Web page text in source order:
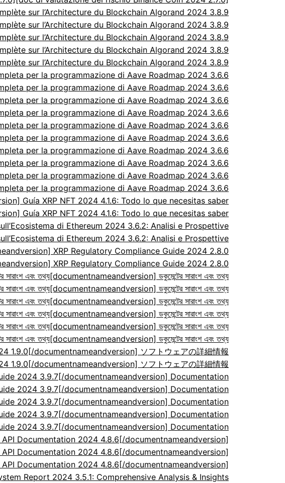
sur l’Architecture du Blockchain Algorand 2024 3.8.9
sur l’Architecture du Blockchain Algorand 2024 3.8.9
sur l’Architecture du Blockchain Algorand 2024 3.8.9
sur l’Architecture du Blockchain Algorand 2024 3.8.9
sur l’Architecture du Blockchain Algorand 2024 3.8.9
per la programmazione di Aave Roadmap 2024 3.6.6
per la programmazione di Aave Roadmap 2024 3.6.6
per la programmazione di Aave Roadmap 2024 3.6.6
per la programmazione di Aave Roadmap 2024 3.6.6
per la programmazione di Aave Roadmap 2024 3.6.6
per la programmazione di Aave Roadmap 2024 3.6.6
per la programmazione di Aave Roadmap 2024 3.6.6
per la programmazione di Aave Roadmap 2024 3.6.6
per la programmazione di Aave Roadmap 2024 3.6.6
per la programmazione di Aave Roadmap 2024 3.6.6
Guía XRP NFT 2024 4.1.6: Todo lo que necesitas saber
Guía XRP NFT 2024 4.1.6: Todo lo que necesitas saber
di Ethereum 2024 3.6.2: Analisi e Prospettive
di Ethereum 2024 3.6.2: Analisi e Prospettive
XRP Regulatory Compliance Guide 2024 2.8.0
XRP Regulatory Compliance Guide 2024 2.8.0
এবং তথ্য[documentnameandversion] ডকুমেন্টের সারাংশ এবং তথ্য
এবং তথ্য[documentnameandversion] ডকুমেন্টের সারাংশ এবং তথ্য
এবং তথ্য[documentnameandversion] ডকুমেন্টের সারাংশ এবং তথ্য
এবং তথ্য[documentnameandversion] ডকুমেন্টের সারাংশ এবং তথ্য
এবং তথ্য[documentnameandversion] ডকুমেন্টের সারাংশ এবং তথ্য
এবং তথ্য[documentnameandversion] ডকুমেন্টের সারাংশ এবং তথ্য
1.9.0[/documentnameandversion] ソフトウェアの詳細情報
1.9.0[/documentnameandversion] ソフトウェアの詳細情報
2024 3.9.7[/documentnameandversion] Documentation
2024 3.9.7[/documentnameandversion] Documentation
2024 3.9.7[/documentnameandversion] Documentation
2024 3.9.7[/documentnameandversion] Documentation
2024 3.9.7[/documentnameandversion] Documentation
Documentation 2024 4.8.6[/documentnameandversion]
Documentation 2024 4.8.6[/documentnameandversion]
Documentation 2024 4.8.6[/documentnameandversion]
Report 2024 3.5.1: Comprehensive Analysis & Insights